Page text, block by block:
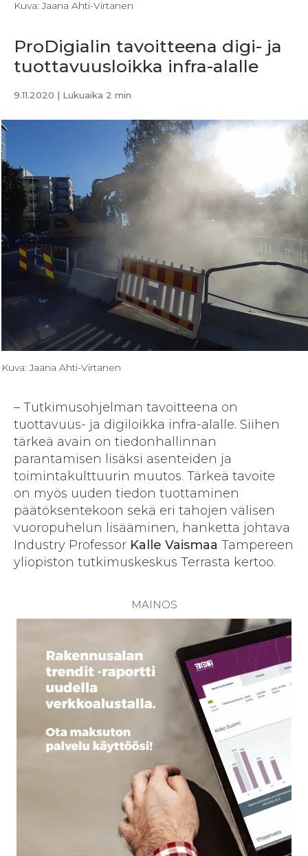
Kuva: Jaana Ahti-Virtanen
ProDigialin tavoitteena digi- ja
tuottavuusloikka infra-alalle
9.11.2020 | Lukuaika 2 min
Kuva: Jaana Ahti-Virtanen
– Tutkimusohjelman tavoitteena on
tuottavuus- ja digiloikka infra-alalle. Siihen
tärkeä avain on tiedonhallinnan
parantamisen lisäksi asenteiden ja
toimintakulttuurin muutos. Tärkeä tavoite
on myös uuden tiedon tuottaminen
päätöksentekoon sekä eri tahojen välisen
vuoropuhelun lisääminen, hanketta johtava
Industry Professor Kalle Vaismaa Tampereen
yliopiston tutkimuskeskus Terrasta kertoo.